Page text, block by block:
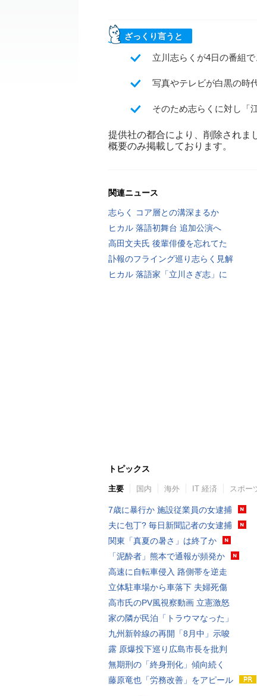
ざっくり言うと
立川志らくが4日の番組
写真やテレビが白黒の時
そのため志らくに対し「
提供社の都合により、削除されま
概要のみ掲載しております。
関連ニュース
志らく コア層との溝深まるか
ヒカル 落語初舞台 追加公演へ
高田文夫氏 後輩俳優を忘れてた
訃報のフライング巡り志らく見解
ヒカル 落語家「立川さぎ志」に
トピックス
主要 国内 海外 IT 経済 スポー
7歳に暴行か 施設従業員の女逮捕
夫に包丁? 毎日新聞記者の女逮捕
関東「真夏の暑さ」は終了か
「泥酔者」熊本で通報が頻発か
高速に自転車侵入 路側帯を逆走
立体駐車場から車落下 夫婦死傷
高市氏のPV風視察動画 立憲激怒
家の隣が民泊「トラウマなった」
九州新幹線の再開「8月中」示唆
露 原爆投下巡り広島市長を批判
無期刑の「終身刑化」傾向続く
藤原竜也「労務改善」をアピール